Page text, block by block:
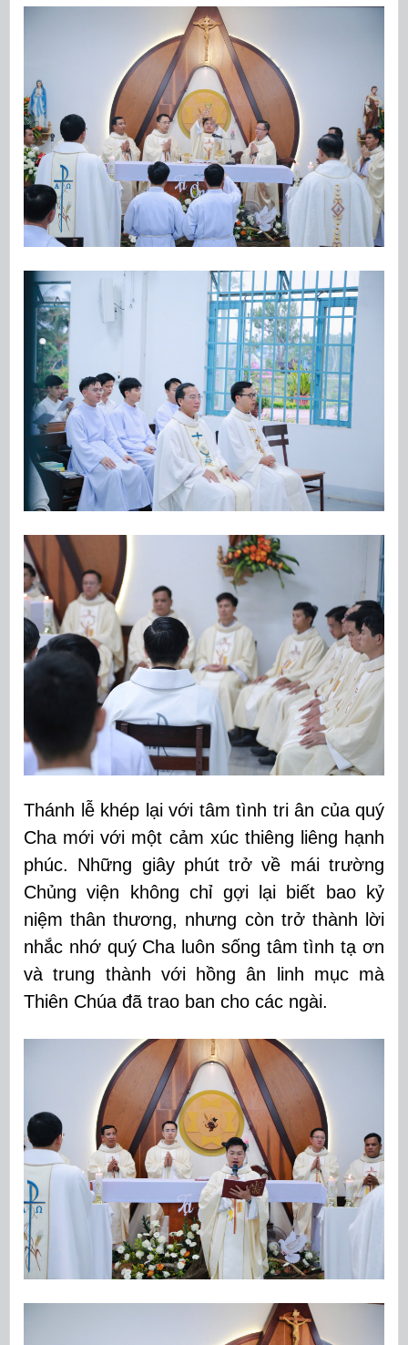
Thánh lễ khép lại với tâm tình tri ân của quý
Cha mới với một cảm xúc thiêng liêng hạnh
phúc. Những giây phút trở về mái trường
Chủng viện không chỉ gợi lại biết bao kỷ
niệm thân thương, nhưng còn trở thành lời
nhắc nhớ quý Cha luôn sống tâm tình tạ ơn
và trung thành với hồng ân linh mục mà
Thiên Chúa đã trao ban cho các ngài.